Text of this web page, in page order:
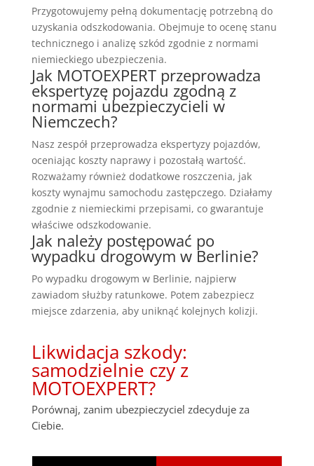
Przygotowujemy pełną dokumentację potrzebną do
uzyskania odszkodowania. Obejmuje to ocenę stanu
technicznego i analizę szkód zgodnie z normami
niemieckiego ubezpieczenia.
Jak MOTOEXPERT przeprowadza
ekspertyzę pojazdu zgodną z
normami ubezpieczycieli w
Niemczech?
Nasz zespół przeprowadza ekspertyzy pojazdów,
oceniając koszty naprawy i pozostałą wartość.
Rozważamy również dodatkowe roszczenia, jak
koszty wynajmu samochodu zastępczego. Działamy
zgodnie z niemieckimi przepisami, co gwarantuje
właściwe odszkodowanie.
Jak należy postępować po
wypadku drogowym w Berlinie?
Po wypadku drogowym w Berlinie, najpierw
zawiadom służby ratunkowe. Potem zabezpiecz
miejsce zdarzenia, aby uniknąć kolejnych kolizji.
Likwidacja szkody:
samodzielnie czy z
MOTOEXPERT?
Porównaj, zanim ubezpieczyciel zdecyduje za
Ciebie.